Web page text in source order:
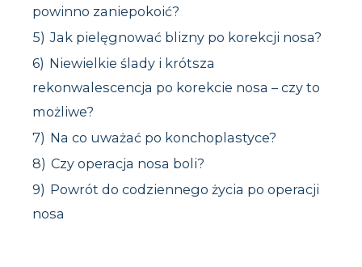
powinno zaniepokoić?
5) Jak pielęgnować blizny po korekcji nosa?
6) Niewielkie ślady i krótsza
rekonwalescencja po korekcie nosa – czy to
możliwe?
7) Na co uważać po konchoplastyce?
8) Czy operacja nosa boli?
9) Powrót do codziennego życia po operacji
nosa